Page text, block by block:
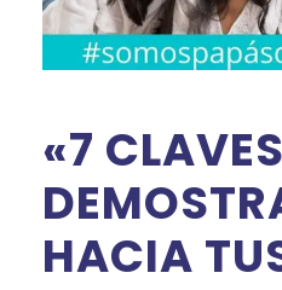
«7
HACIA